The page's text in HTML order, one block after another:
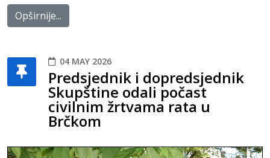
Opširnije...
04 MAY 2026
Predsjednik i dopredsjednik
Skupštine odali počast
civilnim žrtvama rata u
Brčkom